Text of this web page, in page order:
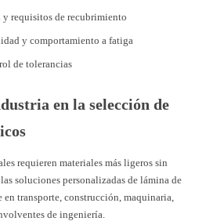
requisitos de recubrimiento
y comportamiento a fatiga
de tolerancias
en la selección de
requieren materiales más ligeros sin
soluciones personalizadas de lámina de
transporte, construcción, maquinaria,
de ingeniería.